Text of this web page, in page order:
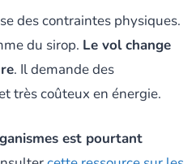
des contraintes physiques.
du sirop. Le vol change
. Il demande des
très coûteux en énergie.
est pourtant